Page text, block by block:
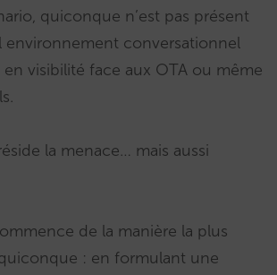
quiconque n’est pas présent
environnement conversationnel
visibilité face aux OTA ou même
la menace… mais aussi
de la manière la plus
: en formulant une